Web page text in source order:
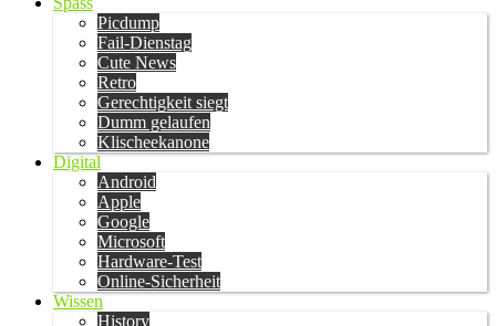
Picdump
Fail-Dienstag
Cute News
Retro
Gerechtigkeit siegt
Dumm gelaufen
Klischeekanone
Digital
Android
Apple
Google
Microsoft
Hardware-Test
Online-Sicherheit
Wissen
History